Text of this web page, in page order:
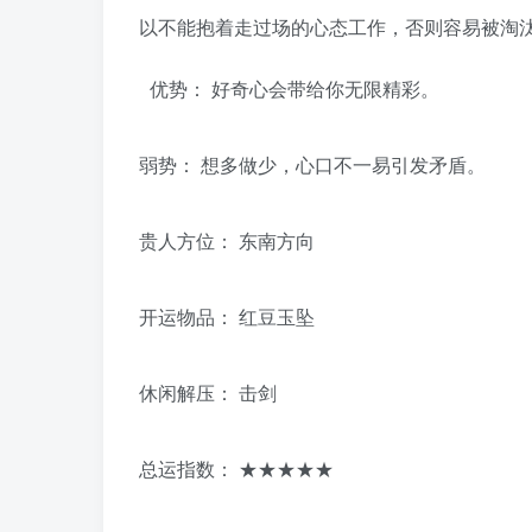
以不能抱着走过场的心态工作，否则容易被淘
优势： 好奇心会带给你无限精彩。
弱势： 想多做少，心口不一易引发矛盾。
贵人方位： 东南方向
开运物品： 红豆玉坠
休闲解压： 击剑
总运指数： ★★★★★